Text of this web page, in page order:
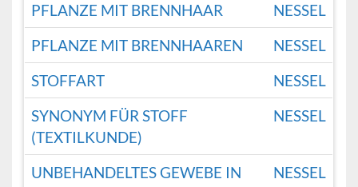
PFLANZE MIT BRENNHAAR
NESSEL
PFLANZE MIT BRENNHAAREN
NESSEL
STOFFART
NESSEL
SYNONYM FÜR STOFF
(TEXTILKUNDE)
NESSEL
UNBEHANDELTES GEWEBE IN
NESSEL